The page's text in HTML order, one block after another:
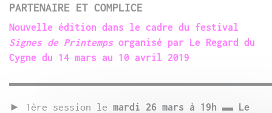
PARTENAIRE ET COMPLICE
Nouvelle édition dans le cadre du festival
Signes de Printempsorganisé par Le Regard du
Cygne du 14 mars au 10 avril 2019
► 1ère session le mardi 26 mars à 19h ▬ Le